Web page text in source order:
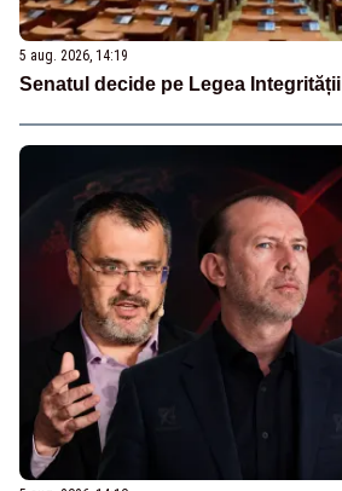
5 aug. 2026, 14:19
Senatul decide pe Legea Integrității